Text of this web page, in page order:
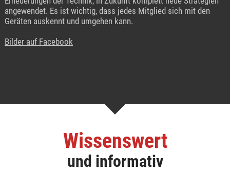
angewendet. Es ist wichtig, dass jedes Mitglied sich mit den
Geräten auskennt und umgehen kann.
Bilder auf Facebook
Wissenswert
und informativ